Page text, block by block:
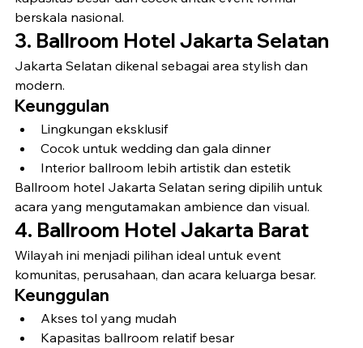
berskala nasional.
3. Ballroom Hotel Jakarta Selatan
Jakarta Selatan dikenal sebagai area stylish dan
modern.
Keunggulan
Lingkungan eksklusif
Cocok untuk wedding dan gala dinner
Interior ballroom lebih artistik dan estetik
Ballroom hotel Jakarta Selatan sering dipilih untuk
acara yang mengutamakan ambience dan visual.
4. Ballroom Hotel Jakarta Barat
Wilayah ini menjadi pilihan ideal untuk event
komunitas, perusahaan, dan acara keluarga besar.
Keunggulan
Akses tol yang mudah
Kapasitas ballroom relatif besar